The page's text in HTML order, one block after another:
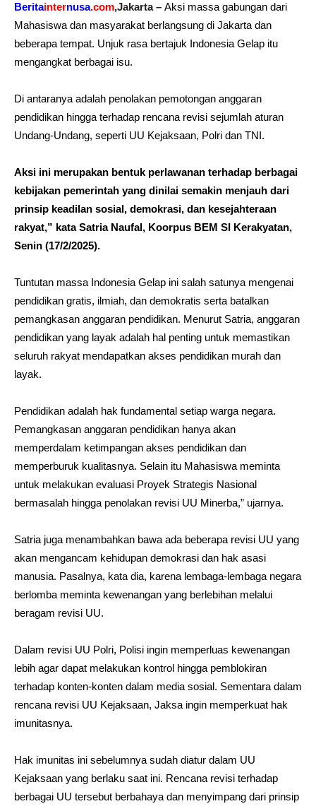
Beritainternusa.com,Jakarta – Aksi massa gabungan dari
Mahasiswa dan masyarakat berlangsung di Jakarta dan
beberapa tempat. Unjuk rasa bertajuk Indonesia Gelap itu
mengangkat berbagai isu.
Di antaranya adalah penolakan pemotongan anggaran
pendidikan hingga terhadap rencana revisi sejumlah aturan
Undang-Undang, seperti UU Kejaksaan, Polri dan TNI.
Aksi ini merupakan bentuk perlawanan terhadap berbagai
kebijakan pemerintah yang dinilai semakin menjauh dari
prinsip keadilan sosial, demokrasi, dan kesejahteraan
rakyat,” kata Satria Naufal, Koorpus BEM SI Kerakyatan,
Senin (17/2/2025).
Tuntutan massa Indonesia Gelap ini salah satunya mengenai
pendidikan gratis, ilmiah, dan demokratis serta batalkan
pemangkasan anggaran pendidikan. Menurut Satria, anggaran
pendidikan yang layak adalah hal penting untuk memastikan
seluruh rakyat mendapatkan akses pendidikan murah dan
layak.
Pendidikan adalah hak fundamental setiap warga negara.
Pemangkasan anggaran pendidikan hanya akan
memperdalam ketimpangan akses pendidikan dan
memperburuk kualitasnya. Selain itu Mahasiswa meminta
untuk melakukan evaluasi Proyek Strategis Nasional
bermasalah hingga penolakan revisi UU Minerba,” ujarnya.
Satria juga menambahkan bawa ada beberapa revisi UU yang
akan mengancam kehidupan demokrasi dan hak asasi
manusia. Pasalnya, kata dia, karena lembaga-lembaga negara
berlomba meminta kewenangan yang berlebihan melalui
beragam revisi UU.
Dalam revisi UU Polri, Polisi ingin memperluas kewenangan
lebih agar dapat melakukan kontrol hingga pemblokiran
terhadap konten-konten dalam media sosial. Sementara dalam
rencana revisi UU Kejaksaan, Jaksa ingin memperkuat hak
imunitasnya.
Hak imunitas ini sebelumnya sudah diatur dalam UU
Kejaksaan yang berlaku saat ini. Rencana revisi terhadap
berbagai UU tersebut berbahaya dan menyimpang dari prinsip